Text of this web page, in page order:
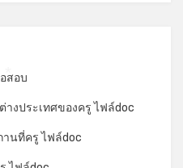
สอบ
งประเทศของครู ไฟล์doc
นที่ครู ไฟล์doc